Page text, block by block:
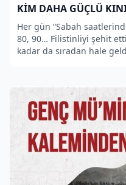
KİM DAHA GÜÇLÜ
Her gün “Sabah
80, 90… Filistinliyi şehit
kadar da sıradan hale